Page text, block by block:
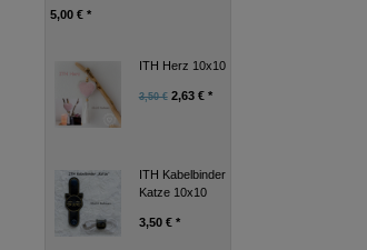
5,00 € *
ITH Herz 10x10
3,50 €2,63 € *
ITH Kabelbinder
Katze 10x10
3,50 € *